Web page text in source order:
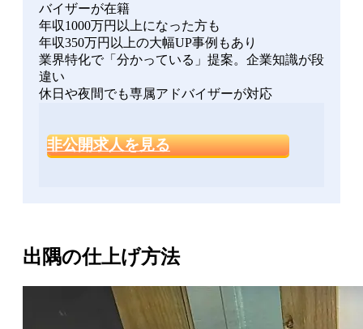
バイザーが在籍
年収1000万円以上になった方も
年収350万円以上の大幅UP事例もあり
業界特化で「分かっている」提案。企業知識が段
違い
休日や夜間でも専属アドバイザーが対応
非公開求人を見る
出隅の仕上げ方法